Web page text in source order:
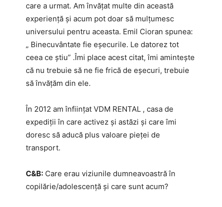
care a urmat. Am învățat multe din această
experiență și acum pot doar să mulțumesc
universului pentru aceasta. Emil Cioran spunea:
„ Binecuvântate fie eșecurile. Le datorez tot
ceea ce știu” .Îmi place acest citat, îmi amintește
că nu trebuie să ne fie frică de eșecuri, trebuie
să învățăm din ele.
În 2012 am înființat VDM RENTAL , casa de
expediții în care activez și astăzi și care îmi
doresc să aducă plus valoare pieței de
transport.
C&B: Care erau viziunile dumneavoastră în
copilărie/adolescență și care sunt acum?